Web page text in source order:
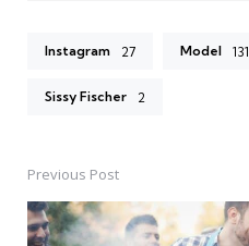
Instagram 27 Model 131
Sissy Fischer 2
Post
navigation
Previous Post